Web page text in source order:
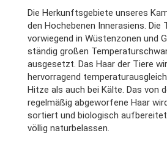
Die Herkunftsgebiete unseres
den Hochebenen Innerasiens. Die
vorwiegend in Wüstenzonen und
ständig großen
ausgesetzt. Das Haar der Tiere
hervorragend
Hitze als auch bei Kälte. Das von
regelmäßig abgeworfene Haar
sortiert und biologisch
völlig naturbelassen.